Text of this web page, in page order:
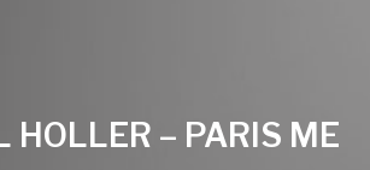
HOLLER – PARIS ME